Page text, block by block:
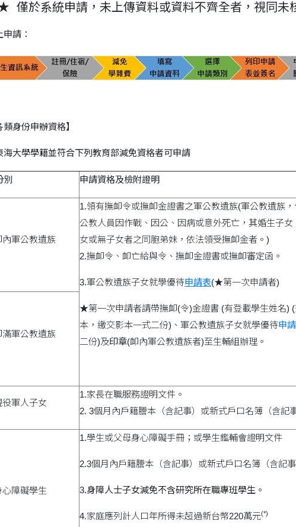
僅於系統申請，未上傳資料或資料不齊全者，視同
申請：
類身份申辦資格】
海大學學籍並符合下列教育部減免資格者可申請
別 申請資格及檢附證明
內軍公教遺族
1.領有撫卹令或撫卹金證書之軍公教遺族(軍公教遺族
公教人員因作戰、因公、因病或意外死亡，其婚生子女
女或無子女者之同胞弟妹，依法領受撫卹金者。)
2.撫卹令、卹亡給與令、撫卹金證書或撫卹審定函。
3.軍公教遺族子女就學優待申請表(★第一次申請者)
★第一次申請者請帶撫卹(令)金證書 (有登載學生姓名)
本，繳交影本一式二份)、軍公教遺族子女就學優待申
二份)及印章(卹內軍公教遺族者)至生輔組辦理。
滿軍公教遺族
役軍人子女
1.家長在職服務證明文件。
2. 3個月內戶籍謄本（含記事）或新式戶口名簿（含記事
心障礙學生
1.學生或父母身心障礙手冊；或學生鑑輔會證明文件
2.3個月內戶籍謄本（含記事）或新式戶口名簿（含記事
3.身障人士子女減免不含研究所在職專班學生。
4.家庭應列計人口年所得未超過新台幣220萬元(*)